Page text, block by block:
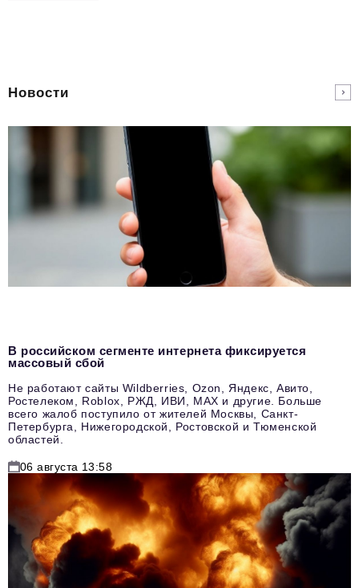
Новости
В российском сегменте интернета фиксируется
массовый сбой
Не работают сайты Wildberries, Ozon, Яндекс, Авито,
Ростелеком, Roblox, РЖД, ИВИ, MAX и другие. Больше
всего жалоб поступило от жителей Москвы, Санкт-
Петербурга, Нижегородской, Ростовской и Тюменской
областей.
06 августа 13:58